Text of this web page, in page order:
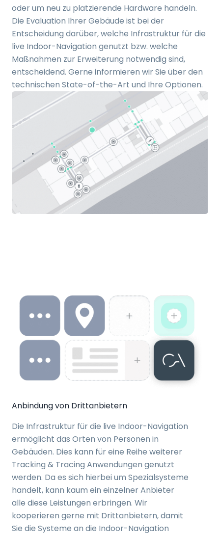
oder um neu zu platzierende Hardware handeln.
Die Evaluation Ihrer Gebäude ist bei der
Entscheidung darüber, welche Infrastruktur für die
live Indoor-Navigation genutzt bzw. welche
Maßnahmen zur Erweiterung notwendig sind,
entscheidend. Gerne informieren wir Sie über den
technischen State-of-the-Art und Ihre Optionen.
Anbindung von Drittanbietern
Die Infrastruktur für die live Indoor-Navigation
ermöglicht das Orten von Personen in
Gebäuden. Dies kann für eine Reihe weiterer
Tracking & Tracing Anwendungen genutzt
werden. Da es sich hierbei um Spezialsysteme
handelt, kann kaum ein einzelner Anbieter
alle diese Leistungen erbringen. Wir
kooperieren gerne mit Drittanbietern, damit
Sie die Systeme an die Indoor-Navigation